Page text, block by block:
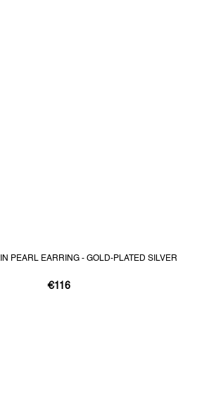
PEARL EARRING - GOLD-PLATED SILVER
€116